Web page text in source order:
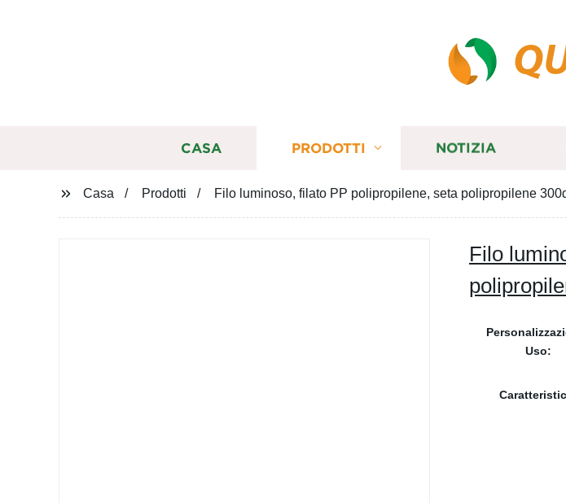
CASA PRODOTTI NOTIZIA
Casa Prodotti Filo luminoso, filato PP polipropilene, seta polipropilene
Filo
Uso: